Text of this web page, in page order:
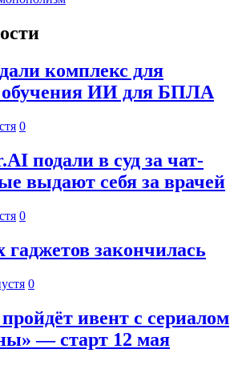
комплекс для
обучения ИИ для БПЛА
0
подали в суд за чат-
выдают себя за врачей
0
закончилась
0
ивент с сериалом
— старт 12 мая